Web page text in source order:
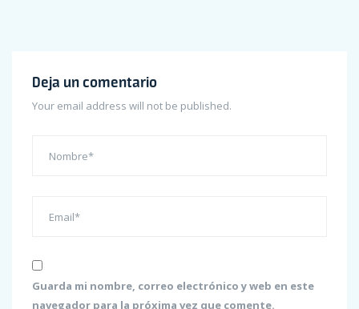
Deja un comentario
Your email address will not be published.
Guarda mi nombre, correo electrónico y web en este
navegador para la próxima vez que comente.